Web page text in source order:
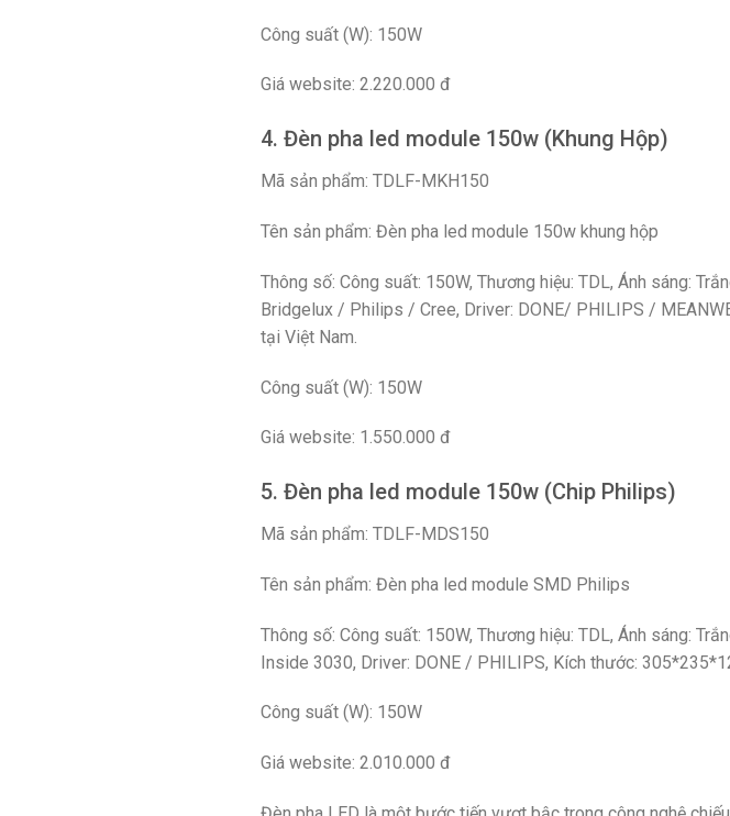
Công suất (W): 150W
Giá website: 2.220.000 đ
4. Đèn pha led module 150w (Khung Hộp)
Mã sản phẩm: TDLF-MKH150
Tên sản phẩm: Đèn pha led module 150w khung hộp
Thông số: Công suất: 150W, Thương hiệu: TDL, Ánh sáng:
Bridgelux / Philips / Cree, Driver: DONE/ PHILIPS /
tại Việt Nam.
Công suất (W): 150W
Giá website: 1.550.000 đ
5. Đèn pha led module 150w (Chip Philips)
Mã sản phẩm: TDLF-MDS150
Tên sản phẩm: Đèn pha led module SMD Philips
Thông số: Công suất: 150W, Thương hiệu: TDL, Ánh sáng:
Inside 3030, Driver: DONE / PHILIPS, Kích thước:
Công suất (W): 150W
Giá website: 2.010.000 đ